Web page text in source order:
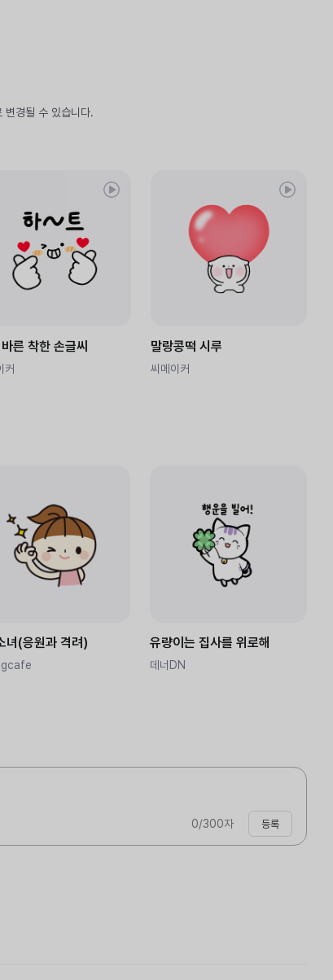
변경될 수 있습니다.
른 착한 손글씨
커
말랑콩떡 시루
씨메이커
녀(응원과 격려) 유량이는 집사를 위로해
데너DN
0/300자 등록